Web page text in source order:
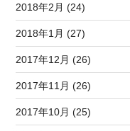
2018年2月 (24)
2018年1月 (27)
2017年12月 (26)
2017年11月 (26)
2017年10月 (25)